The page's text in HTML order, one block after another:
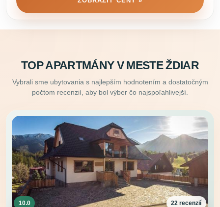
TOP APARTMÁNY V MESTE ŽDIAR
Vybrali sme ubytovania s najlepším hodnotením a dostatočným
počtom recenzií, aby bol výber čo najspoľahlivejší.
10.0 22 recenzií